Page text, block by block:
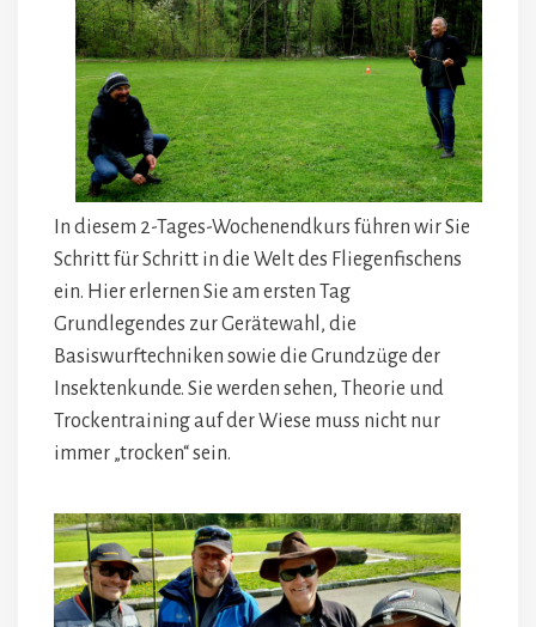
In diesem 2-Tages-Wochenendkurs führen wir Sie
Schritt für Schritt in die Welt des Fliegenfischens
ein. Hier erlernen Sie am ersten Tag
Grundlegendes zur Gerätewahl, die
Basiswurftechniken sowie die Grundzüge der
Insektenkunde. Sie werden sehen, Theorie und
Trockentraining auf der Wiese muss nicht nur
immer „trocken“ sein.